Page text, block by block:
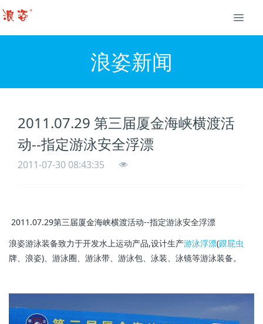
浪姿新闻
2011.07.29 第三届厦金海峡横渡活
动--指定游泳安全浮漂
2011-07-30 08:43:35
2011.07.29第三届厦金海峡横渡活动--指定游泳安全浮漂
浪姿游泳装备致力于开发水上运动产品,设计生产游泳浮漂(跟屁虫
牌、浪姿)、游泳圈、游泳带、游泳包、泳装、泳镜等游泳装备。